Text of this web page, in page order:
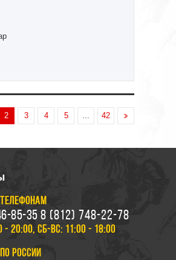
2 3 4 5 42
85-35 8 (812) 748-22-78
- 20:00, СБ-ВС: 11:00 - 18:00
РОССИИ